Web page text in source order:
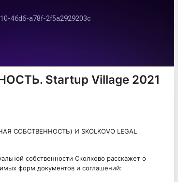
Startup Village 2021
СОБСТВЕННОСТЬ) И SKOLKOVO LEGAL
собственности Сколково расскажет о
форм документов и соглашений: